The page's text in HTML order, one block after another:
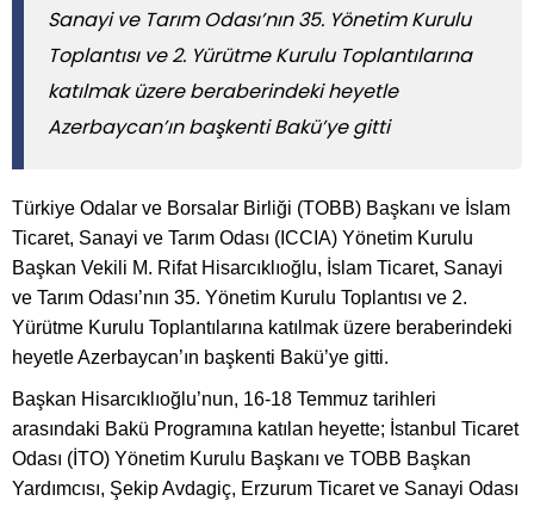
Sanayi ve Tarım Odası’nın 35. Yönetim Kurulu
Toplantısı ve 2. Yürütme Kurulu Toplantılarına
katılmak üzere beraberindeki heyetle
Azerbaycan’ın başkenti Bakü’ye gitti
Türkiye Odalar ve Borsalar Birliği (TOBB) Başkanı ve İslam
Ticaret, Sanayi ve Tarım Odası (ICCIA) Yönetim Kurulu
Başkan Vekili M. Rifat Hisarcıklıoğlu, İslam Ticaret, Sanayi
ve Tarım Odası’nın 35. Yönetim Kurulu Toplantısı ve 2.
Yürütme Kurulu Toplantılarına katılmak üzere beraberindeki
heyetle Azerbaycan’ın başkenti Bakü’ye gitti.
Başkan Hisarcıklıoğlu’nun, 16-18 Temmuz tarihleri
arasındaki Bakü Programına katılan heyette; İstanbul Ticaret
Odası (İTO) Yönetim Kurulu Başkanı ve TOBB Başkan
Yardımcısı, Şekip Avdagiç, Erzurum Ticaret ve Sanayi Odası